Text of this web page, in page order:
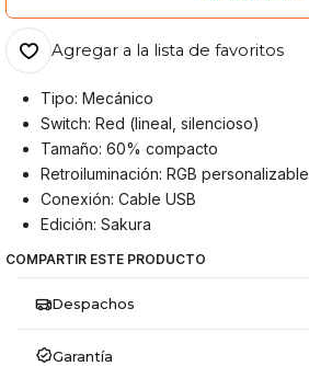
Agregar a la lista de favoritos
Tipo: Mecánico
Switch: Red (lineal, silencioso)
Tamaño: 60% compacto
Retroiluminación: RGB personalizable
Conexión: Cable USB
Edición: Sakura
COMPARTIR ESTE PRODUCTO
Despachos
Garantía